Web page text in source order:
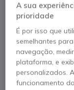
EPOS
17 -
Referência produto:
Saltar para o início
A sua
prioridade
É por isso que
semelhantes
navegação,
plataforma, e
personalizados.
funcionamento